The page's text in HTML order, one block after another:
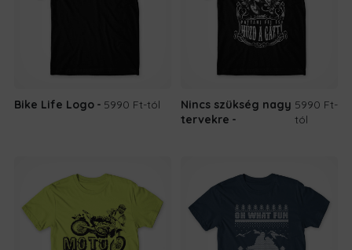
Bike Life Logo 5990 Ft-tól
Nincs szükség nagy
tervekre
5990 Ft-
tól